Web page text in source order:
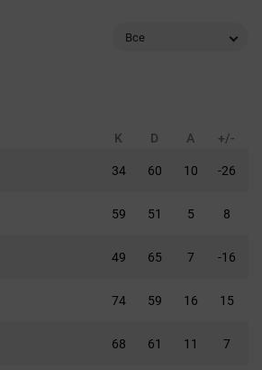
Все
K D A +/-
34 60 10 -26
59 51 5 8
49 65 7 -16
74 59 16 15
68 61 11 7